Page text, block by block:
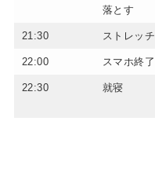
落とす
21:30 ストレッチ
22:00 スマホ終了
22:30 就寝